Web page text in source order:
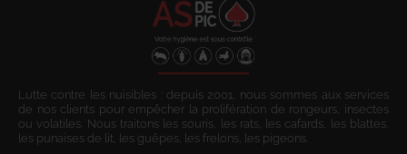
Lutte contre les nuisibles : depuis 2001, nous sommes aux services
de nos clients pour empêcher la prolifération de rongeurs, insectes
ou volatiles. Nous traitons les souris, les rats, les cafards, les blattes,
les punaises de lit, les guêpes, les frelons, les pigeons.